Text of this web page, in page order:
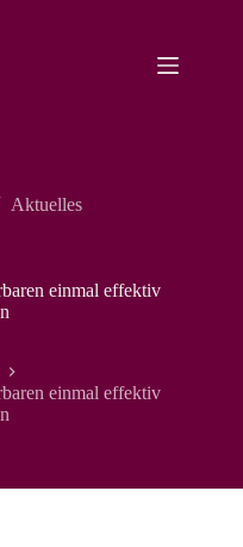
Aktuelles
einmal effektiv
einmal effektiv